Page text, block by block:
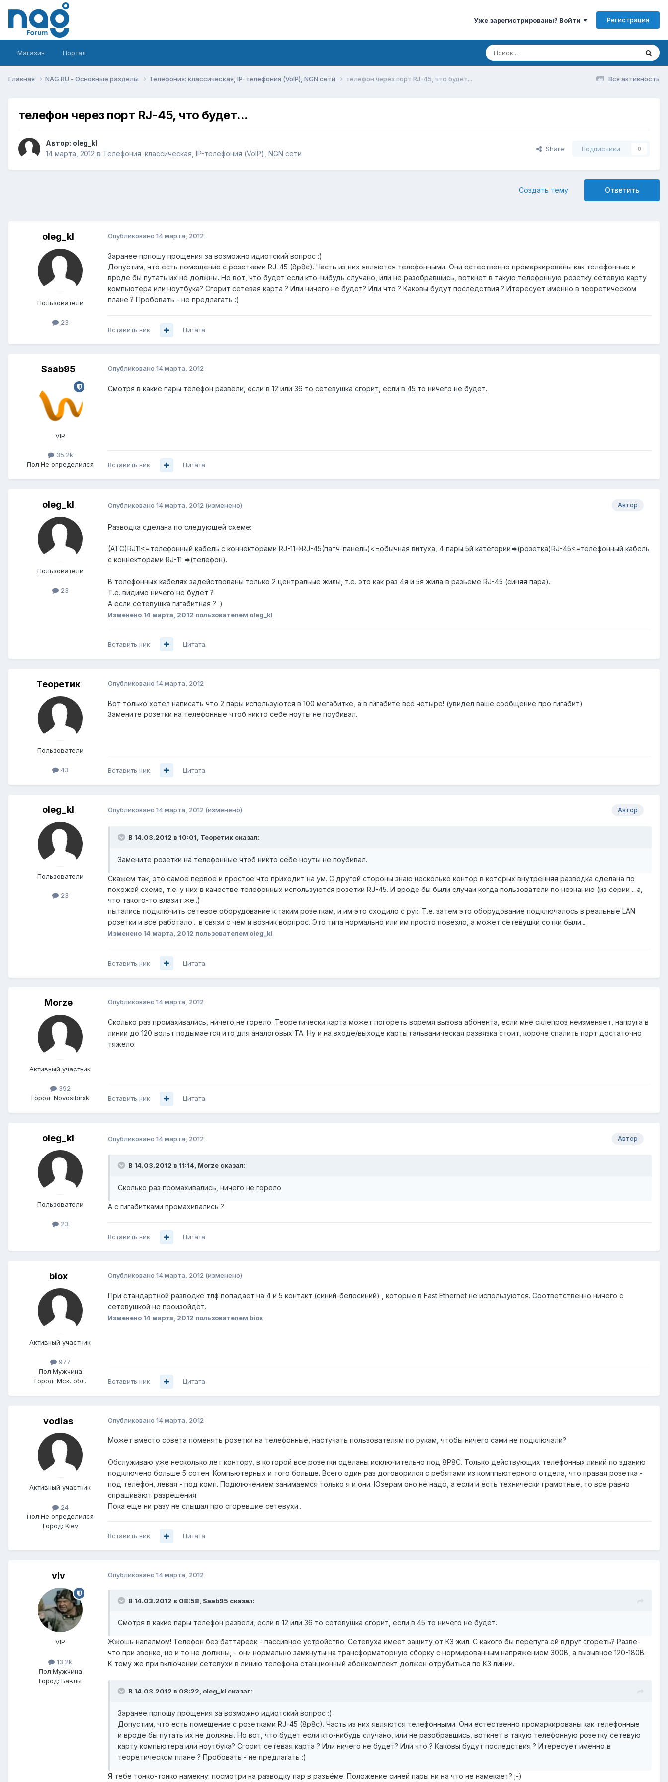
Уже зарегистрированы? Войти Регистрация
Магазин Портал
Вся активность
Главная NAG.RU - Основные разделы Телефония: классическая, IP-телефония (VoIP), NGN сети телефон через порт RJ-45, что будет...
телефон через порт RJ-45, что будет...
Автор: oleg_kl
14 марта, 2012 в Телефония: классическая, IP-телефония (VoIP), NGN сети
Share Подписчики 0
Ответить
Создать тему
oleg_kl
Пользователи
23
Опубликовано 14 марта, 2012
Заранее прпошу прощения за возможно идиотский вопрос :)
Допустим, что есть помещение с розетками RJ-45 (8p8c). Часть из них являются телефонными. Они естественно промаркированы как телефонные и
вроде бы путать их не должны. Но вот, что будет если кто-нибудь случано, или не разобравшись, воткнет в такую телефонную розетку сетевую карту
компьютера или ноутбука? Сгорит сетевая карта ? Или ничего не будет? Или что ? Каковы будут последствия ? Итересует именно в теоретическом
плане ? Пробовать - не предлагать :)
Вставить ник Цитата
Saab95
VIP
35.2k
Пол:Не определился
Опубликовано 14 марта, 2012
Смотря в какие пары телефон развели, если в 12 или 36 то сетевушка сгорит, если в 45 то ничего не будет.
Вставить ник Цитата
oleg_kl
Пользователи
23
Автор
Опубликовано 14 марта, 2012 (изменено)
Разводка сделана по следующей схеме:
(ATC)RJ11<=телефонный кабель с коннекторами RJ-11=>RJ-45(патч-панель)<=обычная витуха, 4 пары 5й категории=>(розетка)RJ-45<=телефонный кабель
c коннекторами RJ-11 =>(телефон).
В телефонных кабелях задействованы только 2 центральые жилы, т.е. это как раз 4я и 5я жила в разьеме RJ-45 (синяя пара).
Т.е. видимо ничего не будет ?
А если сетевушка гигабитная ? :)
Изменено 14 марта, 2012 пользователем oleg_kl
Вставить ник Цитата
Теоретик
Пользователи
43
Опубликовано 14 марта, 2012
Вот только хотел написать что 2 пары используются в 100 мегабитке, а в гигабите все четыре! (увидел ваше сообщение про гигабит)
Замените розетки на телефонные чтоб никто себе ноуты не поубивал.
Вставить ник Цитата
oleg_kl
Пользователи
23
Автор
Опубликовано 14 марта, 2012 (изменено)
В 14.03.2012 в 10:01, Теоретик сказал:
Замените розетки на телефонные чтоб никто себе ноуты не поубивал.
Скажем так, это самое первое и простое что приходит на ум. С другой стороны знаю несколько контор в которых внутренняя разводка сделана по
похожей схеме, т.е. у них в качестве телефонных используются розетки RJ-45. И вроде бы были случаи когда пользователи по незнанию (из серии .. а,
что такого-то влазит же..)
пытались подключить сетевое оборудование к таким розеткам, и им это сходило с рук. Т.е. затем это оборудование подключалось в реальные LAN
розетки и все работало... в связи с чем и возник ворпрос. Это типа нормально или им просто повезло, а может сетевушки сотки были....
Изменено 14 марта, 2012 пользователем oleg_kl
Вставить ник Цитата
Morze
Активный участник
392
Город: Novosibirsk
Опубликовано 14 марта, 2012
Сколько раз промахивались, ничего не горело. Теоретически карта может погореть воремя вызова абонента, если мне склепроз неизменяет, напруга в
линии до 120 вольт подымается ито для аналоговых ТА. Ну и на входе/выходе карты гальваническая развязка стоит, короче спалить порт достаточно
тяжело.
Вставить ник Цитата
oleg_kl
Пользователи
23
Автор
Опубликовано 14 марта, 2012
В 14.03.2012 в 11:14, Morze сказал:
Сколько раз промахивались, ничего не горело.
А с гигабитками промахивались ?
Вставить ник Цитата
biox
Активный участник
977
Пол:Мужчина
Город: Мск. обл.
Опубликовано 14 марта, 2012 (изменено)
При стандартной разводке тлф попадает на 4 и 5 контакт (синий-белосиний) , которые в Fast Ethernet не используются. Соответственно ничего с
сетевушкой не произойдёт.
Изменено 14 марта, 2012 пользователем biox
Вставить ник Цитата
vodias
Активный участник
24
Пол:Не определился
Город: Kiev
Опубликовано 14 марта, 2012
Может вместо совета поменять розетки на телефонные, настучать пользователям по рукам, чтобы ничего сами не подключали?
Обслуживаю уже несколько лет контору, в которой все розетки сделаны исключительно под 8Р8С. Только действующих телефонных линий по зданию
подключено больше 5 сотен. Компьютерных и того больше. Всего один раз договорился с ребятами из комппьютерного отдела, что правая розетка -
под телефон, левая - под комп. Подключением занимаемся только я и они. Юзерам оно не надо, а если и есть технически грамотные, то все равно
спрашивают разрешения.
Пока еще ни разу не слышал про сгоревшие сетевухи...
Вставить ник Цитата
vIv
VIP
13.2k
Пол:Мужчина
Город: Бавлы
Опубликовано 14 марта, 2012
В 14.03.2012 в 08:58, Saab95 сказал:
Смотря в какие пары телефон развели, если в 12 или 36 то сетевушка сгорит, если в 45 то ничего не будет.
Жжошь напалмом! Телефон без баттареек - пассивное устройство. Сетевуха имеет защиту от КЗ жил. С какого бы перепуга ей вдруг сгореть? Разве-
что при звонке, но и то не должны, - они нормально замкнуты на трансформаторную сборку с нормированным напряжением 300В, а вызывное 120-180В.
К тому же при включении сетевухи в линию телефона станционный абонкомплект должен отрубиться по КЗ линии.
В 14.03.2012 в 08:22, oleg_kl сказал:
Заранее прпошу прощения за возможно идиотский вопрос :)
Допустим, что есть помещение с розетками RJ-45 (8p8c). Часть из них являются телефонными. Они естественно промаркированы как телефонные
и вроде бы путать их не должны. Но вот, что будет если кто-нибудь случано, или не разобравшись, воткнет в такую телефонную розетку сетевую
карту компьютера или ноутбука? Сгорит сетевая карта ? Или ничего не будет? Или что ? Каковы будут последствия ? Итересует именно в
теоретическом плане ? Пробовать - не предлагать :)
Я тебе тонко-тонко намекну: посмотри на разводку пар в разъёме. Положение синей пары ни на что не намекает? ;-)